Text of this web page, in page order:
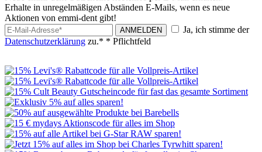
Erhalte in unregelmäßigen Abständen E-Mails, wenn es neue
Aktionen von emmi-dent gibt!
ANMELDEN
Ja, ich stimme der
Datenschutzerklärung zu.* * Pflichtfeld